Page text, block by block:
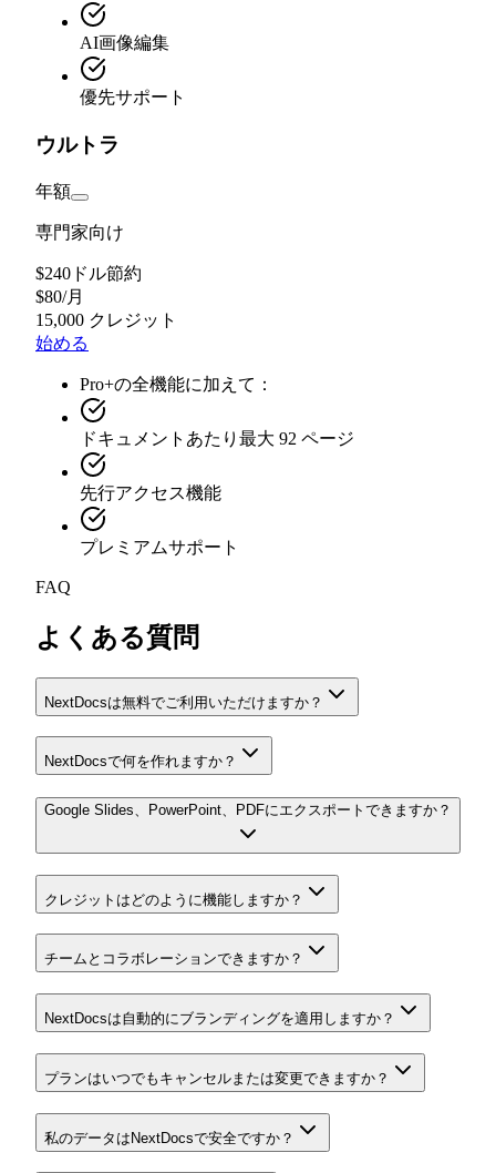
AI画像編集
優先サポート
ウルトラ
年額
専門家向け
$240ドル節約
$80/月
15,000 クレジット
始める
Pro+の全機能に加えて：
ドキュメントあたり最大 92 ページ
先行アクセス機能
プレミアムサポート
FAQ
よくある質問
NextDocsは無料でご利用いただけますか？
NextDocsで何を作れますか？
Google Slides、PowerPoint、PDFにエクスポートできますか？
クレジットはどのように機能しますか？
チームとコラボレーションできますか？
NextDocsは自動的にブランディングを適用しますか？
プランはいつでもキャンセルまたは変更できますか？
私のデータはNextDocsで安全ですか？